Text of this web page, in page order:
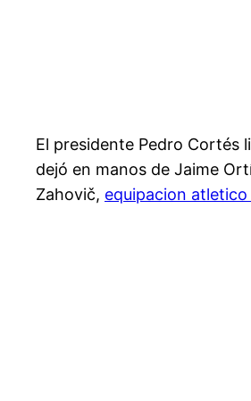
El presidente Pedro Cortés
dejó en manos de Jaime
Zahovič, equipacion